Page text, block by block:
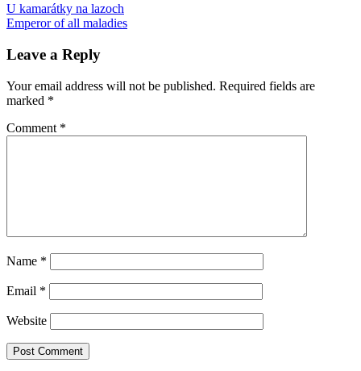
fyzikaprogramovanie
Post
navigation
Previous
Post:
U kamarátky na lazoch
Next
Emperor of all maladies
Leave a Reply
Your email address will not be published. Required fields are
marked *
Comment *
Name *
Email *
Website